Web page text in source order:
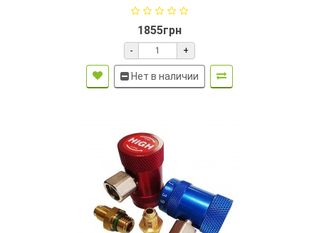
1855грн
- +
Нет в наличии